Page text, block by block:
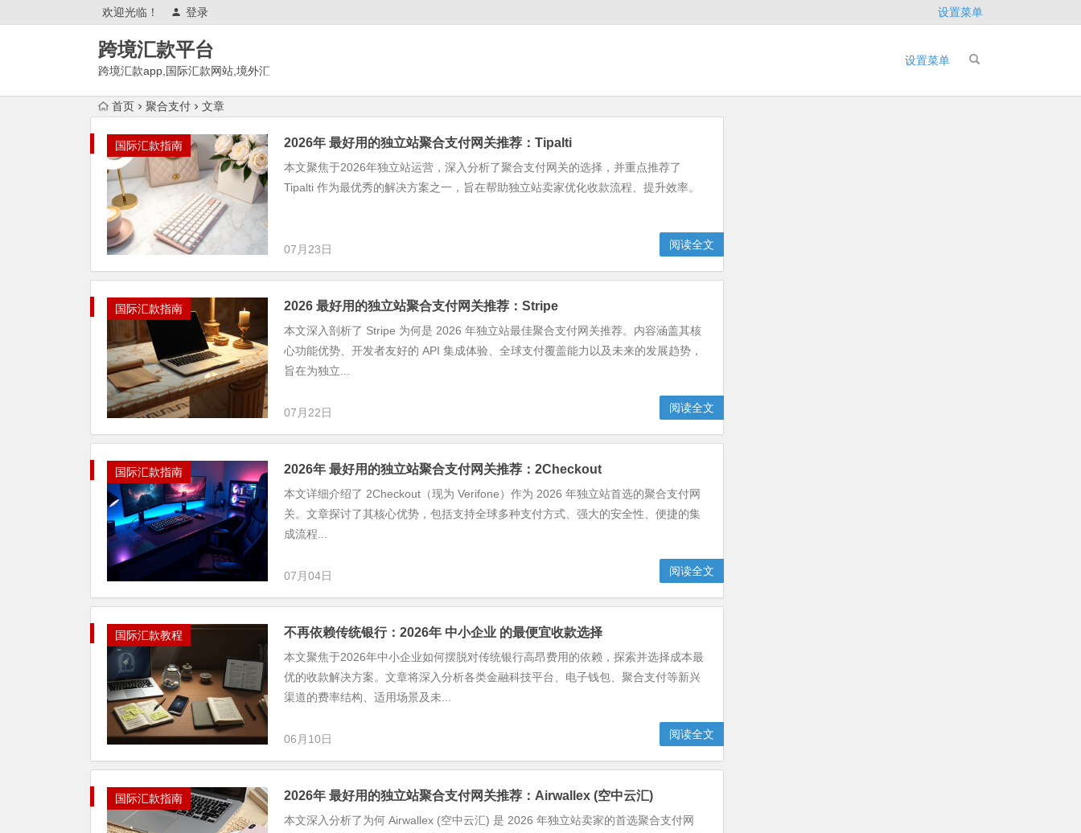
欢迎光临！ 登录 设置菜单
跨境汇款平台
跨境汇款app,国际汇款网站,境外汇
设置菜单
首页 聚合支付 文章
国际汇款指南 2026年 最好用的独立站聚合支付网关推荐：Tipalti
本文聚焦于2026年独立站运营，深入分析了聚合支付网关的选择，并重点推荐了
Tipalti 作为最优秀的解决方案之一，旨在帮助独立站卖家优化收款流程、提升效率。
07月23日 阅读全文
国际汇款指南 2026 最好用的独立站聚合支付网关推荐：Stripe
本文深入剖析了 Stripe 为何是 2026 年独立站最佳聚合支付网关推荐。内容涵盖其核
心功能优势、开发者友好的 API 集成体验、全球支付覆盖能力以及未来的发展趋势，
旨在为独立...
07月22日 阅读全文
国际汇款指南 2026年 最好用的独立站聚合支付网关推荐：2Checkout
本文详细介绍了 2Checkout（现为 Verifone）作为 2026 年独立站首选的聚合支付网
关。文章探讨了其核心优势，包括支持全球多种支付方式、强大的安全性、便捷的集
成流程...
07月04日 阅读全文
国际汇款教程 不再依赖传统银行：2026年 中小企业 的最便宜收款选择
本文聚焦于2026年中小企业如何摆脱对传统银行高昂费用的依赖，探索并选择成本最
优的收款解决方案。文章将深入分析各类金融科技平台、电子钱包、聚合支付等新兴
渠道的费率结构、适用场景及未...
06月10日 阅读全文
国际汇款指南 2026年 最好用的独立站聚合支付网关推荐：Airwallex (空中云汇)
本文深入分析了为何 Airwallex (空中云汇) 是 2026 年独立站卖家的首选聚合支付网